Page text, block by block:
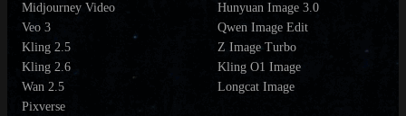
Midjourney Video
Veo 3
Kling 2.5
Kling 2.6
Wan 2.5
Pixverse
Hunyuan Image 3.0
Qwen Image Edit
Z Image Turbo
Kling O1 Image
Longcat Image